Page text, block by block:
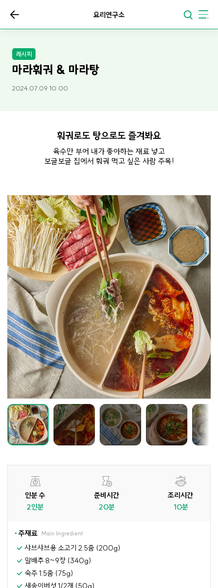
요리연구소
레시피
마라훠궈 & 마라탕
2024.07.09 10:00
훠궈로도 탕으로도 즐겨봐요
육수만 부어 내가 좋아하는 재료 넣고
보글보글 집에서 훠궈 먹고 싶은 사람 주목!
인분 수
2인분
준비시간
20분
조리시간
10분
주재료 Main Ingredient
샤브샤브용 소고기 2.5줌 (200g)
알배추 8~9장 (340g)
숙주 1.5줌 (75g)
새송이버섯 1/2개 (50g)